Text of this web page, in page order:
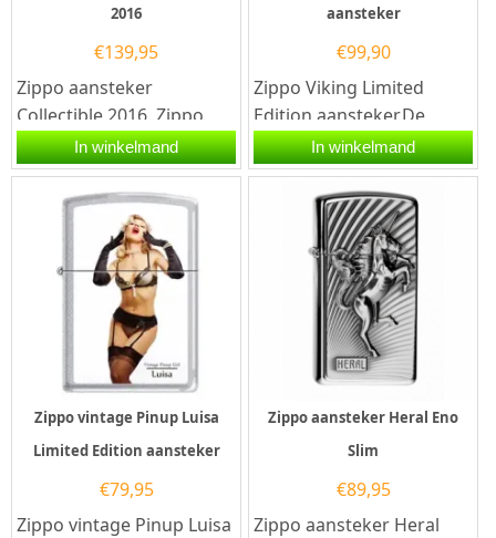
2016
€139,95
Zippo aansteker
Collectible 2016. Zippo
aansteker met een
hoogglans armor case
afwerking en aan de...
In winkelmand
aansteker
€99,90
Zippo Viking Limited
Edition aansteker.De
Zippo Viking Limited
Edition aansteker heeft
In winkelmand
Zippo vintage Pinup Luisa
Limited Edition aansteker
€79,95
Zippo vintage Pinup Luisa
Zippo aansteker Heral Eno
Slim
€89,95
Zippo aansteker Heral